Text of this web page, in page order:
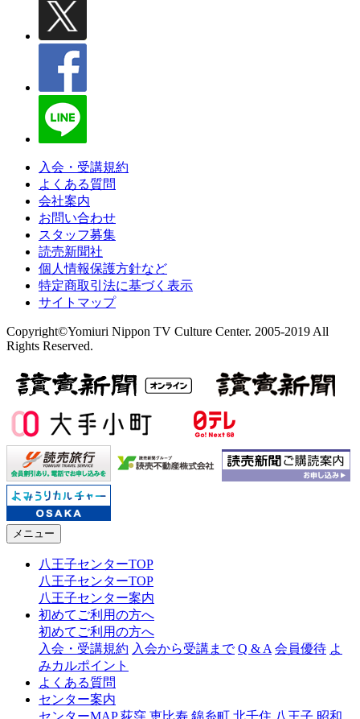
入会・受講規約
よくある質問
会社案内
お問い合わせ
スタッフ募集
読売新聞社
個人情報保護方針など
特定商取引法に基づく表示
サイトマップ
Copyright©Yomiuri Nippon TV Culture Center. 2005-2019 All
Rights Reserved.
メニュー
八王子センターTOP
八王子センターTOP
八王子センター案内
初めてご利用の方へ
初めてご利用の方へ
入会・受講規約 入会から受講まで Q & A 会員優待 よ
みカルポイント
よくある質問
センター案内
センターMAP 荻窪 恵比寿 錦糸町 北千住 八王子 昭和